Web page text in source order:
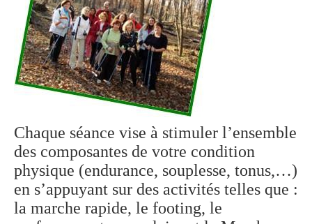
Chaque séance vise à stimuler l’ensemble
des composantes de votre condition
physique (endurance, souplesse, tonus,…)
en s’appuyant sur des activités telles que :
la marche rapide, le footing, le